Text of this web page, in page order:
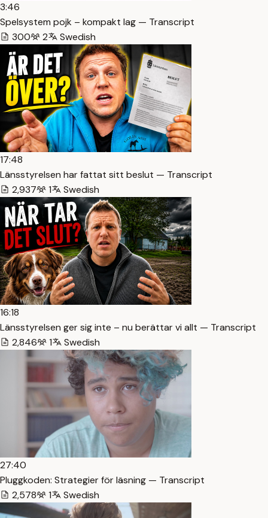
3:46
Spelsystem pojk – kompakt lag — Transcript
300
2 Swedish
17:48
Länsstyrelsen har fattat sitt beslut — Transcript
2,937
1 Swedish
16:18
Länsstyrelsen ger sig inte – nu berättar vi allt — Transcript
2,846
1 Swedish
27:40
Pluggkoden: Strategier för läsning — Transcript
2,578
1 Swedish